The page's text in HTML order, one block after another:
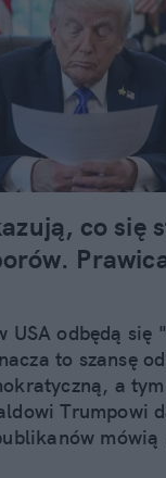
co się
USA odbędą się
to szansę
a
Trumpowi
mówią